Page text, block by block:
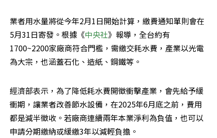
業者用水量將從今年2月1日開始計算，繳費通知單則會在
5月31日寄發。根據《中央社》報導，全台約有
1700~2200家廠商符合門檻，需繳交耗水費，產業以光電
為大宗，也涵蓋石化、造紙、鋼鐵等。
經濟部表示，為了降低耗水費開徵衝擊產業，會先給予緩
衝期，讓業者改善節水設備，在2025年6月底之前，費用
都是減半徵收。若廠商連續兩年本業淨利為負值，也可以
申請分期繳納或緩繳3年以減輕負擔。